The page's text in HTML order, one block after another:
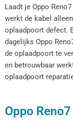
Laadt je Oppo
werkt de kabel
oplaadpoort defect.
dagelijks Oppo
de oplaadpoort te
en betrouwbaar
oplaadpoort
Oppo